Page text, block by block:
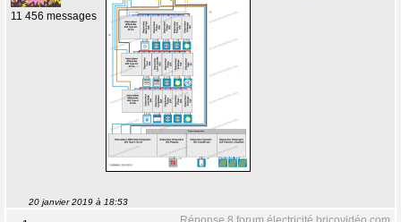
11 456 messages
20 janvier 2019 à 18:53